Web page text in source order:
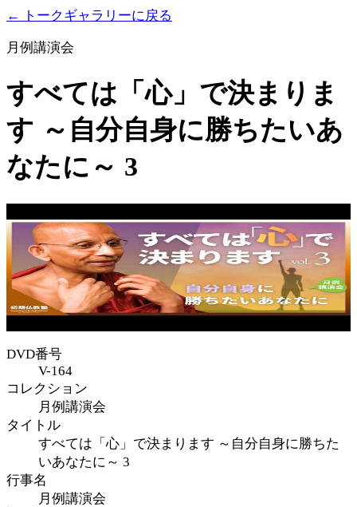
← トークギャラリーに戻る
月例講演会
すべては「心」で決まりま
す ～自分自身に勝ちたいあ
なたに～ 3
DVD番号
V-164
コレクション
月例講演会
タイトル
すべては「心」で決まります ～自分自身に勝ちた
いあなたに～ 3
行事名
月例講演会